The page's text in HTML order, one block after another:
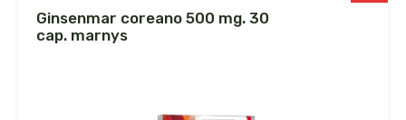
ginsenmar coreano 500 mg. 30
cap. marnys
la salud